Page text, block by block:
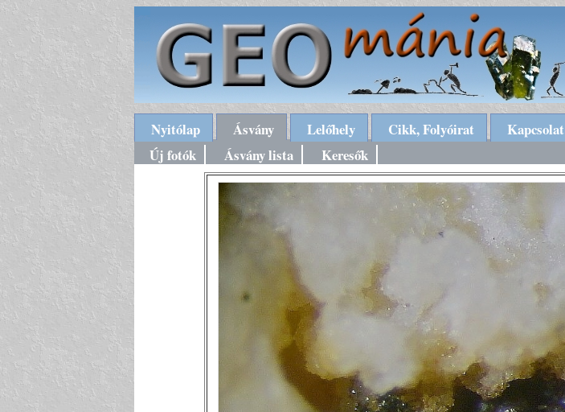
Nyitólap Ásvány Lelőhely Cikk, Folyóirat
Kapcsolat
Új fotók
Ásvány lista Keresők